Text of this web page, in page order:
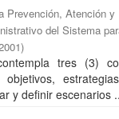
Prevención, Atención y
del Sistema
)
tres (3)
y definir escenarios